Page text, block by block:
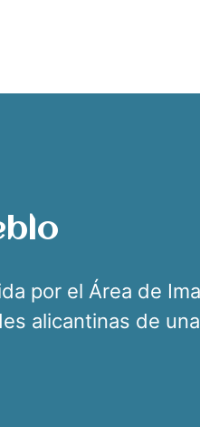
por el Área de
alicantinas de